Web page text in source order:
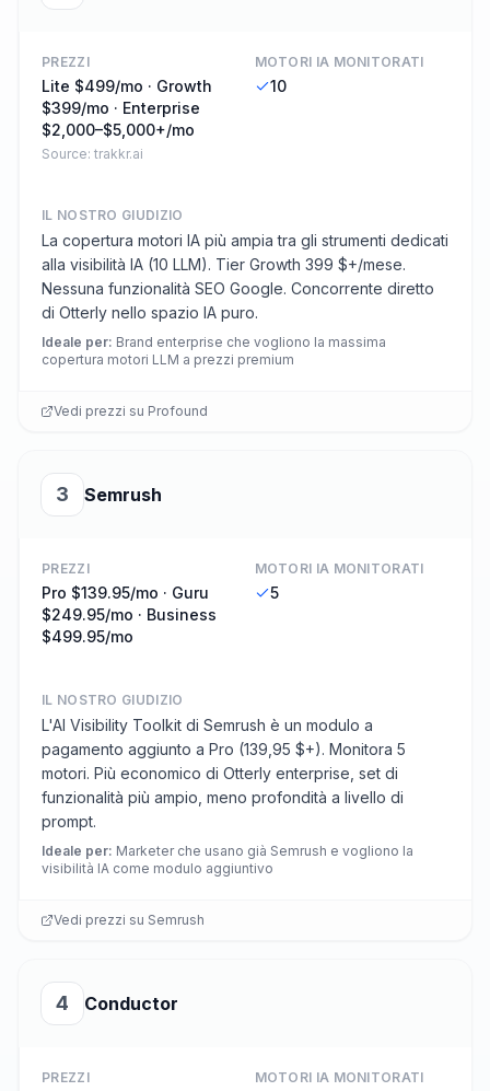
PREZZI
Lite $499/mo · Growth
$399/mo · Enterprise
$2,000–$5,000+/mo
Source: trakkr.ai
MOTORI IA MONITORATI
10
IL NOSTRO GIUDIZIO
La copertura motori IA più ampia tra gli strumenti dedicati
alla visibilità IA (10 LLM). Tier Growth 399 $+/mese.
Nessuna funzionalità SEO Google. Concorrente diretto
di Otterly nello spazio IA puro.
Ideale per: Brand enterprise che vogliono la massima
copertura motori LLM a prezzi premium
Vedi prezzi su Profound
3 Semrush
PREZZI
Pro $139.95/mo · Guru
$249.95/mo · Business
$499.95/mo
MOTORI IA MONITORATI
5
IL NOSTRO GIUDIZIO
L'AI Visibility Toolkit di Semrush è un modulo a
pagamento aggiunto a Pro (139,95 $+). Monitora 5
motori. Più economico di Otterly enterprise, set di
funzionalità più ampio, meno profondità a livello di
prompt.
Ideale per: Marketer che usano già Semrush e vogliono la
visibilità IA come modulo aggiuntivo
Vedi prezzi su Semrush
4 Conductor
PREZZI MOTORI IA MONITORATI